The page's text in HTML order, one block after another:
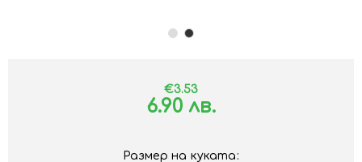
€3.53
6.90 лв.
Размер на куката: